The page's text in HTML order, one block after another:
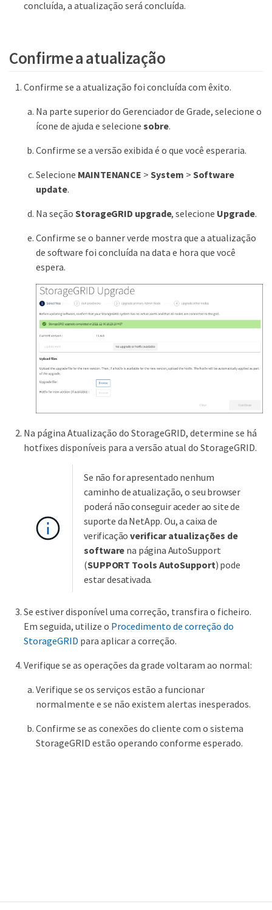
concluída, a atualização será concluída.
Confirme a atualização
Confirme se a atualização foi concluída com êxito.
Na parte superior do Gerenciador de Grade, selecione o
ícone de ajuda e selecione sobre.
Confirme se a versão exibida é o que você esperaria.
Selecione MAINTENANCE >System > Software
update.
Na seção StorageGRID upgrade, selecione Upgrade.
Confirme se o banner verde mostra que a atualização
de software foi concluída na data e hora que você
espera.
Na página Atualização do StorageGRID, determine se há
hotfixes disponíveis para a versão atual do StorageGRID.
Se não for apresentado nenhum
caminho de atualização, o seu browser
poderá não conseguir aceder ao site de
suporte da NetApp. Ou, a caixa de
verificaçãoverificar atualizações de
software na página AutoSupport
(SUPPORT Tools AutoSupport) pode
estar desativada.
Se estiver disponível uma correção, transfira o ficheiro.
Em seguida, utilize o Procedimento de correção do
StorageGRID para aplicar a correção.
Verifique se as operações da grade voltaram ao normal:
Verifique se os serviços estão a funcionar
normalmente e se não existem alertas inesperados.
Confirme se as conexões do cliente com o sistema
StorageGRID estão operando conforme esperado.